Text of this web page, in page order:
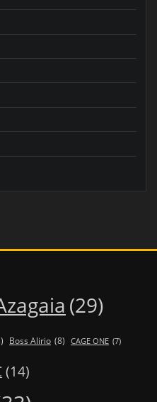
(29)
Boss Alirio (8) CAGE ONE (7)
(14)